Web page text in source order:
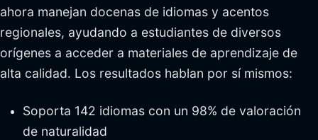
ahora manejan docenas de idiomas y acentos
regionales, ayudando a estudiantes de diversos
orígenes a acceder a materiales de aprendizaje de
alta calidad. Los resultados hablan por sí mismos:
Soporta 142 idiomas con un 98% de valoración
de naturalidad